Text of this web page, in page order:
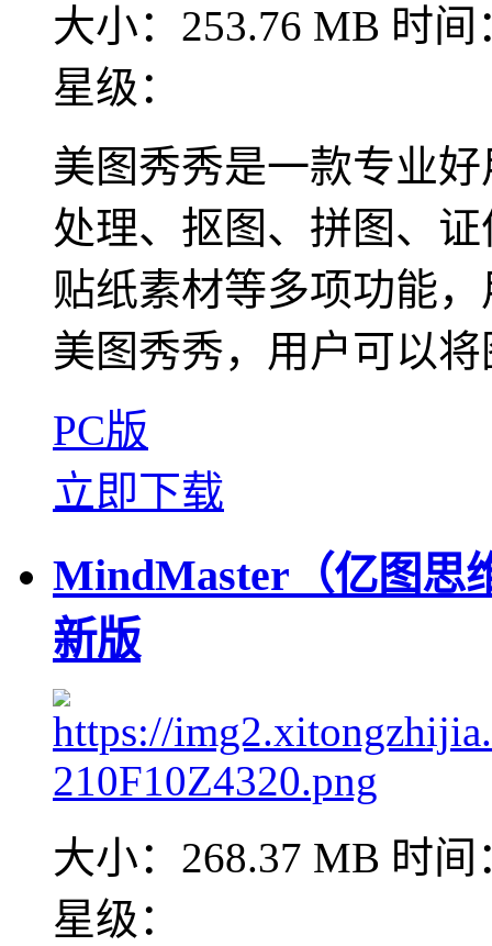
大小：253.76 MB 时间
星级：
美图秀秀是一款专业
处理、抠图、拼图、
贴纸素材等多项功能
美图秀秀，用户可以
PC版
立即下载
MindMaster（亿图思
新版
大小：268.37 MB 时间
星级：